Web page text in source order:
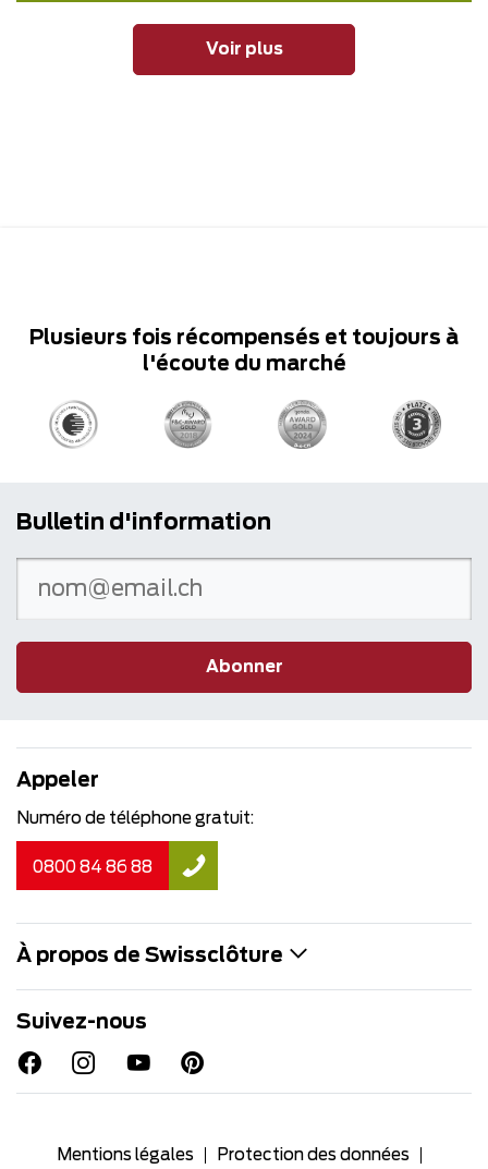
Voir plus
Plusieurs fois récompensés et toujours à
l'écoute du marché
Bulletin d'information
Abonner
Appeler
Numéro de téléphone gratuit:
0800 84 86 88
À propos de Swissclôture
Suivez-nous
Mentions légales Protection des données